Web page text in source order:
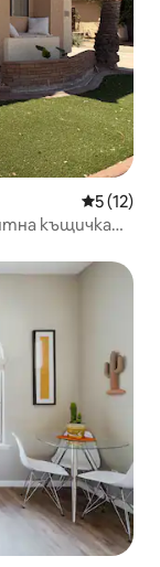
Средна
5 (12)
къщичка